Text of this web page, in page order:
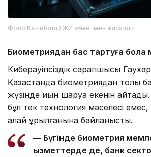
Фото: Kazinform / ЖИ көмегімен жасалды
Биометриядан бас тартуға бола
Киберқауіпсіздік сарапшысы
Қазақстанда биометриядан толық
жүзінде қиын шаруа екенін
бұл тек технология мәселесі
қалай құрылғанына байланысты.
— Бүгінде биометрия
қызметтерде де, банк